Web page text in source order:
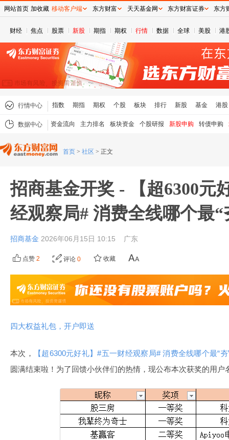
财经 焦点 股票 新股 期指 期权 行情 数据 全球 美股 港
行情中心 指数 期指 期权 个股 板块 排行 新股 基金 港股
数据中心 资金流向 主力排名 板块资金 个股研报 新股申购 转债申购
首页 > 社区 > 正文
招商基金开奖 - 【超6300元
经观察局# 消费全线哪个最“
招商基金 2026年06月15日 10:15 广东
点赞 2 评论 0 收藏
四大权益礼包，开户即送
本次，
【超6300元好礼】#五一财经观察局# 消费全线哪个最“夯
圆满结束啦！为了回馈小伙伴们的热情，现公布本次获奖的用户
网站首页 加收藏 移动客户端 东方财富 天天基金网 东方财富证券 东方